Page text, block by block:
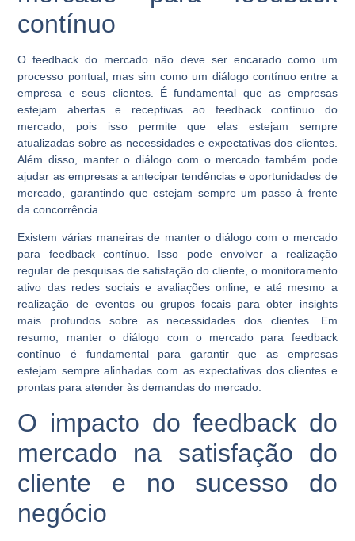
contínuo
O feedback do mercado não deve ser encarado como um
processo pontual, mas sim como um diálogo contínuo entre a
empresa e seus clientes. É fundamental que as empresas
estejam abertas e receptivas ao feedback contínuo do
mercado, pois isso permite que elas estejam sempre
atualizadas sobre as necessidades e expectativas dos clientes.
Além disso, manter o diálogo com o mercado também pode
ajudar as empresas a antecipar tendências e oportunidades de
mercado, garantindo que estejam sempre um passo à frente
da concorrência.
Existem várias maneiras de manter o diálogo com o mercado
para feedback contínuo. Isso pode envolver a realização
regular de pesquisas de satisfação do cliente, o monitoramento
ativo das redes sociais e avaliações online, e até mesmo a
realização de eventos ou grupos focais para obter insights
mais profundos sobre as necessidades dos clientes. Em
resumo, manter o diálogo com o mercado para feedback
contínuo é fundamental para garantir que as empresas
estejam sempre alinhadas com as expectativas dos clientes e
prontas para atender às demandas do mercado.
O impacto do feedback do
mercado na satisfação do
cliente e no sucesso do
negócio